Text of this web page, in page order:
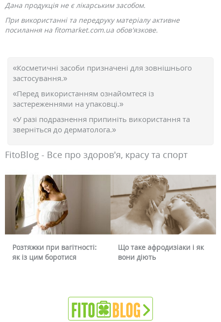
Дана продукція не є лікарським засобом.
При використанні та передруку матеріалу активне
посилання на fitomarket.com.ua обов'язкове.
«Косметичні засоби призначені для зовнішнього
застосування.»
«Перед використанням ознайомтеся із
застереженнями на упаковці.»
«У разі подразнення припиніть використання та
зверніться до дерматолога.»
FitoBlog - Все про здоров'я, красу та спорт
при вагітності:
цим боротися
Що таке афродизіаки і як
вони діють
Чому